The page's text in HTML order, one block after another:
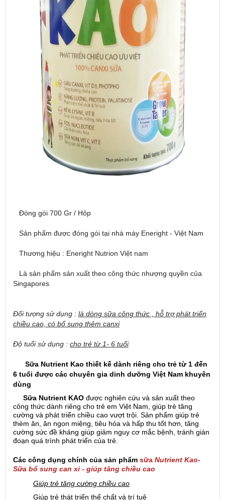
Đóng gói 700 Gr / Hôp
Sản phẩm được đóng gói tại nhà máy Eneright - Việt Nam
Thương hiệu : Eneright Nutrion Việt nam
Là sản phẩm sản xuất theo công thức nhượng quyền của
Singapores
Đối tượng sử dụng : là dòng sữa công thức , hỗ trợ phát triển
chiều cao, có bổ sung thêm canxi
Độ tuổi sử dụng : cho trẻ từ 1- 6 tuổi
Sữa Nutrient Kao thiết kế dành riêng cho trẻ từ 1 đến
6 tuổi được các chuyên gia dinh dưỡng Việt Nam khuyên
dùng
Sữa Nutrient KAO được nghiên cứu và sản xuất theo
công thức dành riêng cho trẻ em Việt Nam, giúp trẻ tăng
cường và phát triển chiều cao vượt trội. Sản phẩm giúp trẻ
thèm ăn, ăn ngon miệng, tiêu hóa và hấp thu tốt hơn, tăng
cường sức đề kháng giúp giảm nguy cơ mắc bệnh, tránh gián
đoạn quá trình phát triển của trẻ.
Các công dụng chính của sản phẩm sữa Nutrient Kao-
Sữa bổ sung can xi - giúp tăng chiều cao
Giúp trẻ tăng cường chiều cao
Giúp trẻ thát triển thể chất và trí tuệ